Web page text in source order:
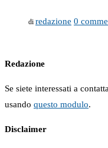
di redazione 0
Redazione
Se siete interessati a
usando questo modulo.
Disclaimer